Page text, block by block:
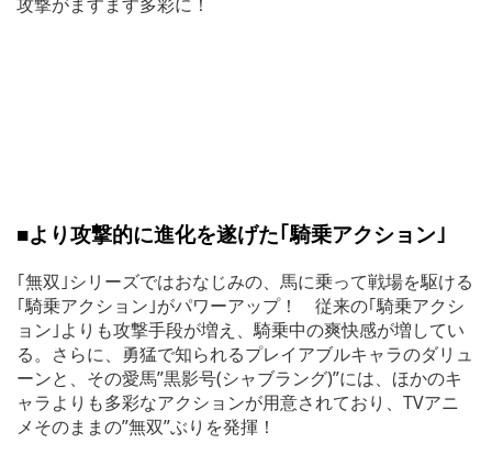
攻撃がますます多彩に！
■より攻撃的に進化を遂げた｢騎乗アクション｣
｢無双｣シリーズではおなじみの、馬に乗って戦場を駆ける
｢騎乗アクション｣がパワーアップ！ 従来の｢騎乗アクシ
ョン｣よりも攻撃手段が増え、騎乗中の爽快感が増してい
る。さらに、勇猛で知られるプレイアブルキャラのダリュ
ーンと、その愛馬”黒影号(シャブラング)”には、ほかのキ
ャラよりも多彩なアクションが用意されており、TVアニ
メそのままの”無双”ぶりを発揮！